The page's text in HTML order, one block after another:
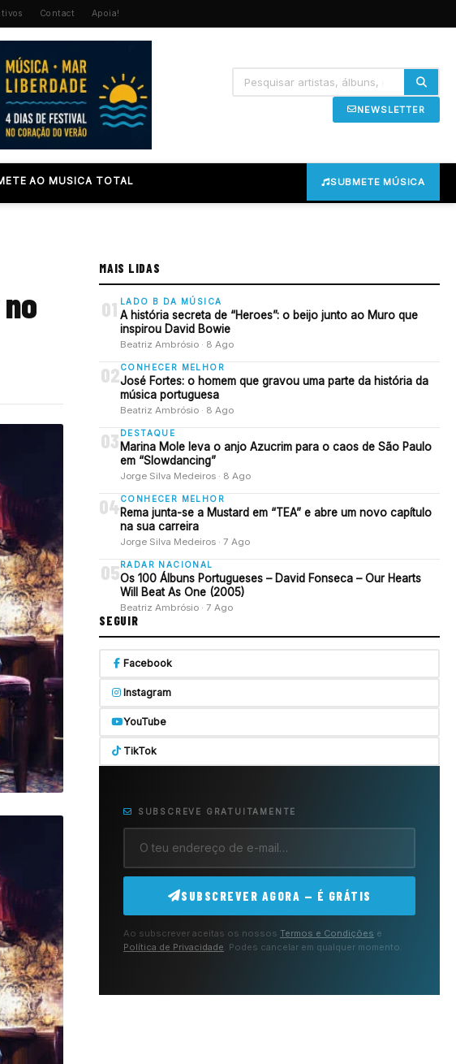
Contact Apoia!
NEWSLETTER
AO MUSICA TOTAL SUBMETE MÚSICA
MAIS LIDAS
01 LADO B DA MÚSICA
A história secreta de “Heroes”: o beijo junto ao Muro que
inspirou David Bowie
Beatriz Ambrósio · 8 Ago
02 CONHECER MELHOR
José Fortes: o homem que gravou uma parte da história da
música portuguesa
Beatriz Ambrósio · 8 Ago
03 DESTAQUE
Marina Mole leva o anjo Azucrim para o caos de São Paulo
em “Slowdancing”
Jorge Silva Medeiros · 8 Ago
04CONHECER MELHOR
Rema junta-se a Mustard em “TEA” e abre um novo capítulo
na sua carreira
Jorge Silva Medeiros · 7 Ago
05 RADAR NACIONAL
Os 100 Álbuns Portugueses – David Fonseca – Our Hearts
Will Beat As One (2005)
Beatriz Ambrósio · 7 Ago
SEGUIR
Facebook
Instagram
YouTube
TikTok
SUBSCREVE GRATUITAMENTE
SUBSCREVER AGORA — É GRÁTIS
Ao subscrever aceitas os nossos Termos e Condições e
Política de Privacidade . Podes cancelar em qualquer momento.